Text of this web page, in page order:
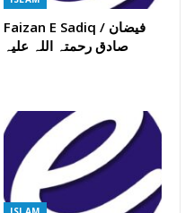
Faizan E Sadiq / فیضان
صادق رحمتہ اللہ علیہ